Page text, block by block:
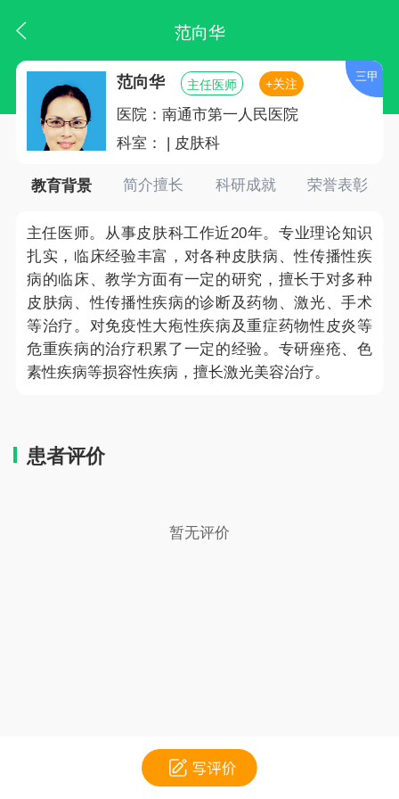
范向华
范向华 主任医师 +关注
医院：南通市第一人民医院
科室： | 皮肤科
三甲
教育背景 简介擅长 科研成就 荣誉表彰
主任医师。从事皮肤科工作近20年。专业理论知识
扎实，临床经验丰富，对各种皮肤病、性传播性疾
病的临床、教学方面有一定的研究，擅长于对多种
皮肤病、性传播性疾病的诊断及药物、激光、手术
等治疗。对免疫性大疱性疾病及重症药物性皮炎等
危重疾病的治疗积累了一定的经验。专研痤疮、色
素性疾病等损容性疾病，擅长激光美容治疗。
患者评价
暂无评价